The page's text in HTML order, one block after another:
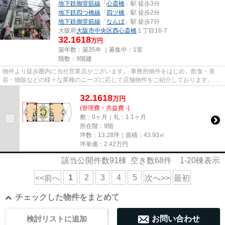
地下鉄御堂筋線 「心斎橋 」駅 徒歩3分
地下鉄四つ橋線 「四ツ橋 」駅 徒歩2分
地下鉄御堂筋線 「なんば 」駅 徒歩7分
大阪府大阪市中央区西心斎橋 １丁目16-7
32.1618万円
築年数：築35年 ｜募集中： 1室
階数：9階建
物件より徒歩圏内に当社営業店がございます。 事務所物件をはじめ、飲食・美
容・物販などの様々な業種のニーズに応じて店舗物件をご紹介しております。
尚、弊社ではおとり広告は一切...
32.1618万円
(管理費・共益費 -)
敷：0ヶ月｜礼：1.1ヶ月
所在階：9階
坪数：13.28坪｜面積：43.93㎡
坪単価： 2.42万円
該当公開件数91棟 空き数68件 1-20棟表示
<<前へ 1 2 3 4 5 次へ>> 最初
チェックした物件をまとめて
お問い合わせ
検討リストに追加